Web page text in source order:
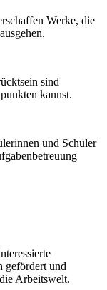
Werke, die
sind
kannst.
und Schüler
gefördert und
Arbeitswelt.